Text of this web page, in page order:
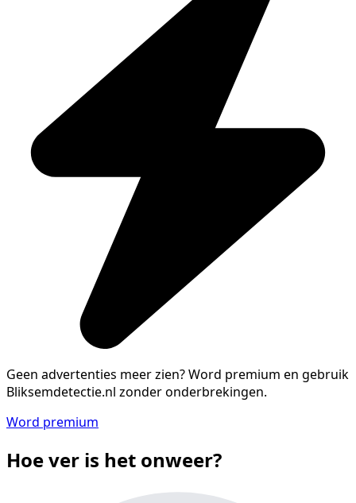
Geen advertenties meer zien?Word premium en gebruik
Bliksemdetectie.nl zonder onderbrekingen.
Word premium
Hoe ver is het onweer?